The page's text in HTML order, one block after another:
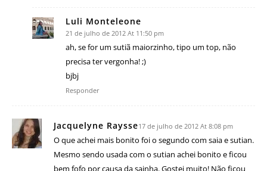
Luli Monteleone
21 de julho de 2012 At 11:50 pm
ah, se for um sutiã maiorzinho, tipo um top, não
precisa ter vergonha! ;)
bjbj
Responder
Jacquelyne Raysse17 de julho de 2012 At 8:08 pm
O que achei mais bonito foi o segundo com saia e sutian.
Mesmo sendo usada com o sutian achei bonito e ficou
bem fofo por causa da sainha. Gostei muito! Não ficou